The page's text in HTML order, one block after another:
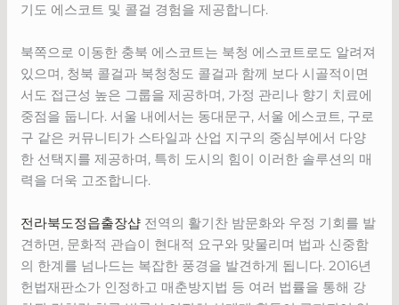
기도 에스코트 및 콜걸 경험을 제공합니다.
북쪽으로 이동한 충북 에스코트는 북청 에스코트로도 알려져
있으며, 청북 콜걸과 북청청도 콜걸과 함께 보다 시골적이면
서도 접근성 높은 그룹을 제공하며, 가정 관리나 향기 치료에
중점을 둡니다. 서울 내에서는 동대문구, 서울 에스코트, 구로
구 같은 커뮤니티가 스타일과 산업 지구의 중심부에서 다양
한 선택지를 제공하며, 특히 도시의 힘이 이러한 솔루션의 매
력을 더욱 고조합니다.
전라북도정읍출장샵 전역의 활기찬 밤문화와 우정 기회를 발
견하면, 문화적 관습이 현대적 요구와 맞물리며 법과 신중함
의 한계를 넘나드는 복잡한 풍경을 발견하게 됩니다. 2016년
헌법재판소가 인정하고 매춘방지법 등 여러 법률을 통해 강